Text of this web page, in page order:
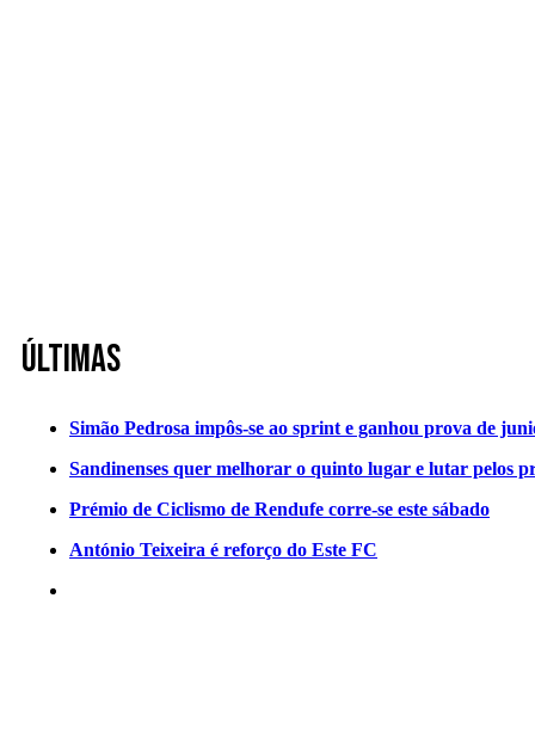
Últimas
Simão Pedrosa impôs-se ao sprint e ganhou prova de
Sandinenses quer melhorar o quinto lugar e lutar pelos
Prémio de Ciclismo de Rendufe corre-se este sábado
António Teixeira é reforço do Este FC